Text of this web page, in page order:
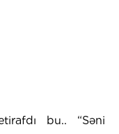
bu.. “Səni